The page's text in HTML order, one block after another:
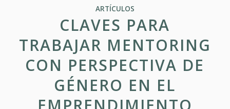
ARTÍCULOS
CLAVES PARA
TRABAJAR MENTORING
CON PERSPECTIVA DE
GÉNERO EN EL